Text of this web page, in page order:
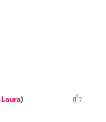
Laura)